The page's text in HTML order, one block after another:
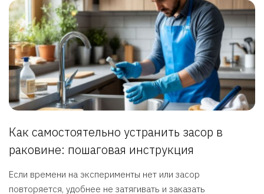
Как самостоятельно устранить засор в
раковине: пошаговая инструкция
Если времени на эксперименты нет или засор
повторяется, удобнее не затягивать и заказать